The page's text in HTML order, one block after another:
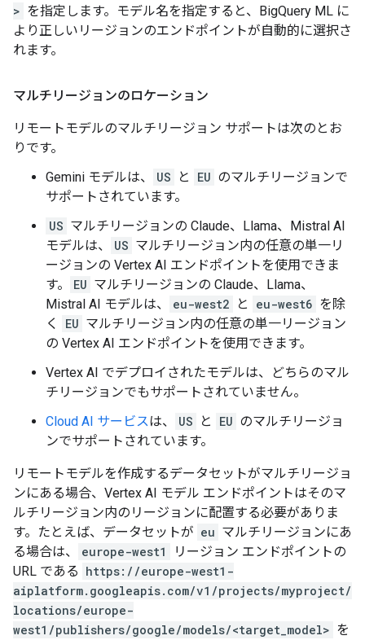
> を指定します。モデル名を指定すると、BigQuery ML に
より正しいリージョンのエンドポイントが自動的に選択さ
れます。
マルチリージョンのロケーション
リモートモデルのマルチリージョン サポートは次のとお
りです。
Gemini モデルは、
US と EU のマルチリージョンで
サポートされています。
US マルチリージョンの Claude、Llama、Mistral AI
モデルは、
US マルチリージョン内の任意の単一リ
ージョンの Vertex AI エンドポイントを使用できま
す。
EU マルチリージョンの Claude、Llama、
Mistral AI モデルは、
eu-west2 と eu-west6 を除
く
EU マルチリージョン内の任意の単一リージョン
の Vertex AI エンドポイントを使用できます。
Vertex AI でデプロイされたモデルは、どちらのマル
チリージョンでもサポートされていません。
Cloud AI サービスは、 US と EU のマルチリージョ
ンでサポートされています。
リモートモデルを作成するデータセットがマルチリージョ
ンにある場合、Vertex AI モデル エンドポイントはそのマ
ルチリージョン内のリージョンに配置する必要がありま
す。たとえば、データセットが eu マルチリージョンにあ
る場合は、
europe-west1
リージョン エンドポイントの
URL である https://europe-west1-
aiplatform.googleapis.com/v1/projects/myproject/
locations/europe-
west1/publishers/google/models/<target_model> を